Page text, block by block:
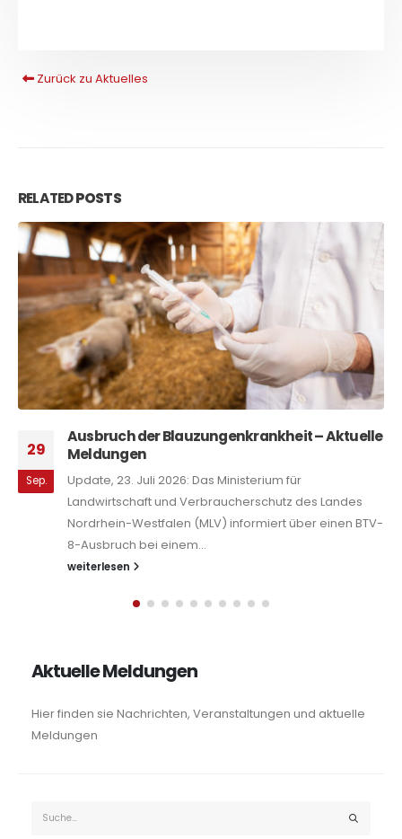
Zurück zu Aktuelles
RELATEDPOSTS
– Aktuelle
für
des Landes
über einen BTV-
Juli
Tierschutzpreis NRW
Verbraucherschutz
Tierschutzbeauftragte des
Westfalen bereits zum
Aktuelle Meldungen
Hier finden sie Nachrichten, Veranstaltungen und aktuelle
Meldungen